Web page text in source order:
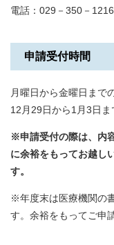
電話：029－350－1216
申請受付時間
月曜日から金曜日まで
12月29日から1月3日ま
※申請受付の際は、内
に余裕をもってお越し
す。​
※年度末は医療機関の
す。余裕をもってご申